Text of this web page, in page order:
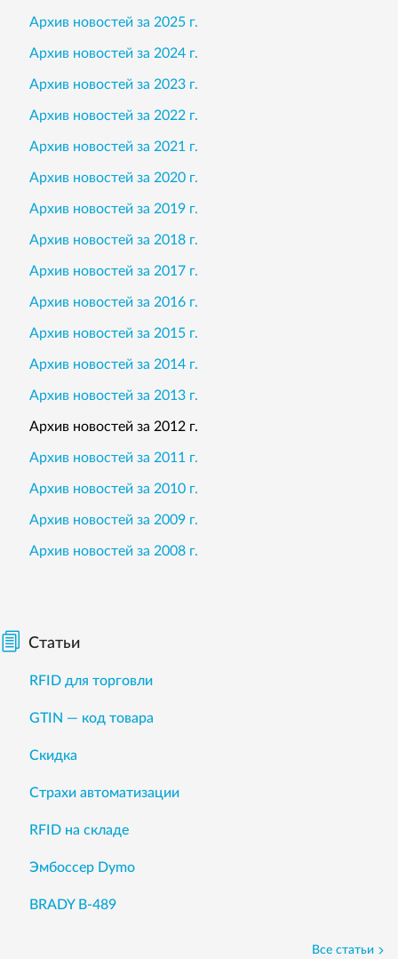
Архив новостей за 2025 г.
Архив новостей за 2024 г.
Архив новостей за 2023 г.
Архив новостей за 2022 г.
Архив новостей за 2021 г.
Архив новостей за 2020 г.
Архив новостей за 2019 г.
Архив новостей за 2018 г.
Архив новостей за 2017 г.
Архив новостей за 2016 г.
Архив новостей за 2015 г.
Архив новостей за 2014 г.
Архив новостей за 2013 г.
Архив новостей за 2012 г.
Архив новостей за 2011 г.
Архив новостей за 2010 г.
Архив новостей за 2009 г.
Архив новостей за 2008 г.
Статьи
RFID для торговли
GTIN — код товара
Скидка
Страхи автоматизации
RFID на складе
Эмбоссер Dymo
BRADY B-489
Все статьи